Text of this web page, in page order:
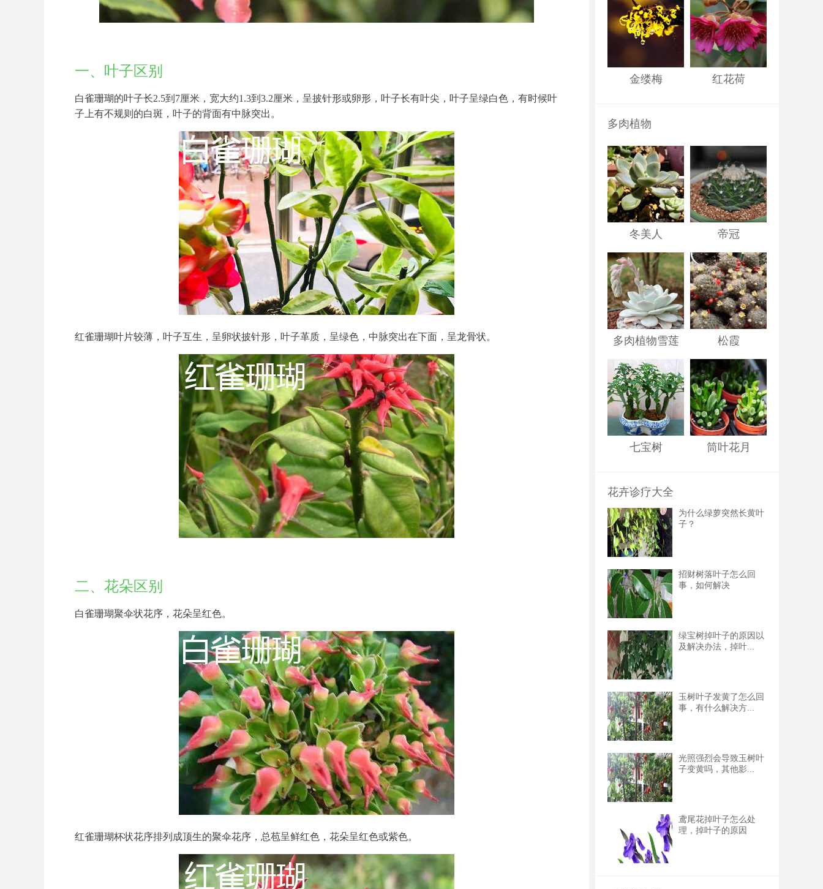
一、叶子区别
白雀珊瑚的叶子长2.5到7厘米，宽大约1.3到3.2厘米，呈披针形或卵形，叶子长有叶尖，叶子呈绿白色，有时候叶
子上有不规则的白斑，叶子的背面有中脉突出。
红雀珊瑚叶片较薄，叶子互生，呈卵状披针形，叶子革质，呈绿色，中脉突出在下面，呈龙骨状。
二、花朵区别
白雀珊瑚聚伞状花序，花朵呈红色。
红雀珊瑚杯状花序排列成顶生的聚伞花序，总苞呈鲜红色，花朵呈红色或紫色。
金缕梅 红花荷
多肉植物
冬美人 帝冠
多肉植物雪莲 松霞
七宝树 筒叶花月
花卉诊疗大全
为什么绿萝突然长黄叶
子？
招财树落叶子怎么回
事，如何解决
绿宝树掉叶子的原因以
及解决办法，掉叶...
玉树叶子发黄了怎么回
事，有什么解决方...
光照强烈会导致玉树叶
子变黄吗，其他影...
鸢尾花掉叶子怎么处
理，掉叶子的原因